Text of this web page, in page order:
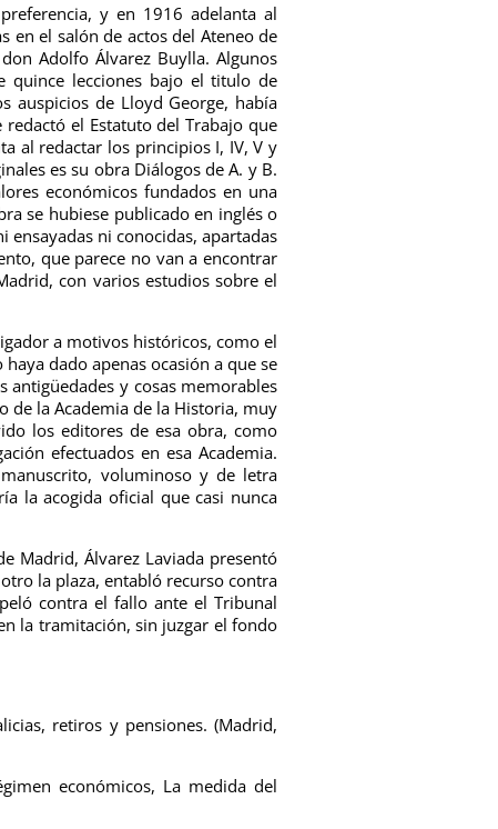
y en 1916 adelanta al
en el salón de actos del Ateneo de
Adolfo Álvarez Buylla. Algunos
quince lecciones bajo el titulo de
auspicios de Lloyd George, había
el Estatuto del Trabajo que
al redactar los principios I, IV, V y
es su obra Diálogos de A. y B.
económicos fundados en una
se hubiese publicado en inglés o
ni conocidas, apartadas
que parece no van a encontrar
con varios estudios sobre el
a motivos históricos, como el
dado apenas ocasión a que se
antigüedades y cosas memorables
de la Academia de la Historia, muy
los editores de esa obra, como
efectuados en esa Academia.
voluminoso y de letra
la acogida oficial que casi nunca
Madrid, Álvarez Laviada presentó
la plaza, entabló recurso contra
contra el fallo ante el Tribunal
la tramitación, sin juzgar el fondo
retiros y pensiones. (Madrid,
económicos, La medida del